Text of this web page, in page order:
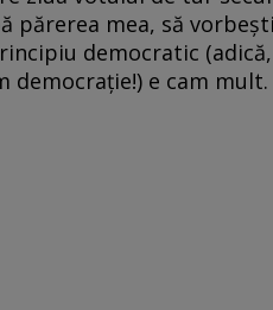
părerea mea, să
democratic
e cam